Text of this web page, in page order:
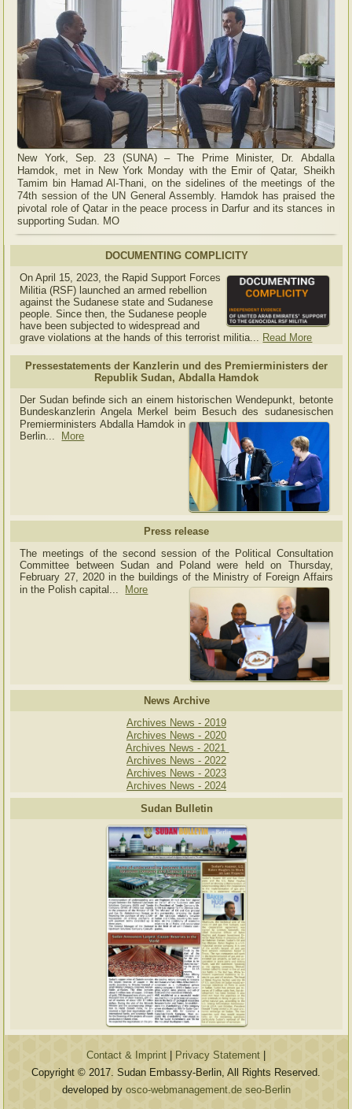
New York, Sep. 23 (SUNA) – The Prime Minister, Dr. Abdalla
Hamdok, met in New York Monday with the Emir of Qatar, Sheikh
Tamim bin Hamad Al-Thani, on the sidelines of the meetings of the
74th session of the UN General Assembly. Hamdok has praised the
pivotal role of Qatar in the peace process in Darfur and its stances in
supporting Sudan. MO
DOCUMENTING COMPLICITY
On April 15, 2023, the Rapid Support Forces
Militia (RSF) launched an armed rebellion
against the Sudanese state and Sudanese
people. Since then, the Sudanese people
have been subjected to widespread and
grave violations at the hands of this terrorist militia... Read More
Pressestatements der Kanzlerin und des Premierministers der
Republik Sudan, Abdalla Hamdok
Der Sudan befinde sich an einem historischen Wendepunkt, betonte
Bundeskanzlerin Angela Merkel beim Besuch des sudanesischen
Premierministers Abdalla Hamdok in
Berlin...
More
Press release
The meetings of the second session of the Political Consultation
Committee between Sudan and Poland were held on Thursday,
February 27, 2020 in the buildings of the Ministry of Foreign Affairs
in the Polish capital... More
News Archive
Archives News - 2019
Archives News - 2020
Archives News - 2021
Archives News - 2022
Archives News - 2023
Archives News - 2024
Sudan Bulletin
Contact & Imprint Privacy Statement
Copyright © 2017. Sudan Embassy-Berlin, All Rights Reserved.
developed by osco-webmanagement.de seo-Berlin